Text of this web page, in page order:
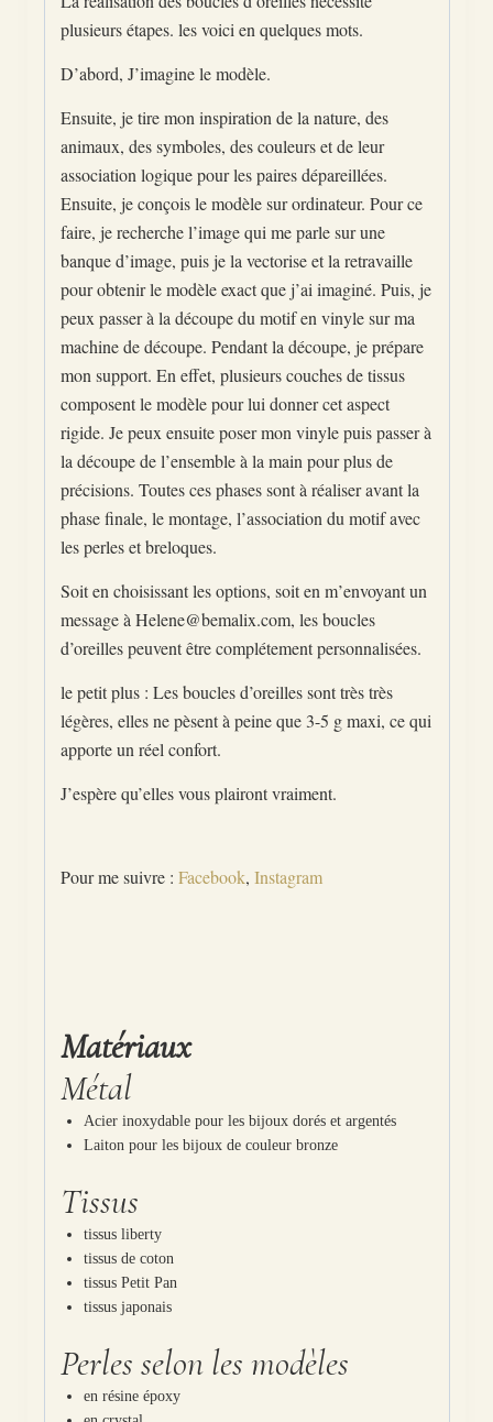
plusieurs étapes. les voici en quelques mots.
D’abord, J’imagine le modèle.
Ensuite, je tire mon inspiration de la nature, des
animaux, des symboles, des couleurs et de leur
association logique pour les paires dépareillées.
Ensuite, je conçois le modèle sur ordinateur. Pour ce
faire, je recherche l’image qui me parle sur une
banque d’image, puis je la vectorise et la retravaille
pour obtenir le modèle exact que j’ai imaginé. Puis, je
peux passer à la découpe du motif en vinyle sur ma
machine de découpe. Pendant la découpe, je prépare
mon support. En effet, plusieurs couches de tissus
composent le modèle pour lui donner cet aspect
rigide. Je peux ensuite poser mon vinyle puis passer à
la découpe de l’ensemble à la main pour plus de
précisions. Toutes ces phases sont à réaliser avant la
phase finale, le montage, l’association du motif avec
les perles et breloques.
Soit en choisissant les options, soit en m’envoyant un
message à Helene@bemalix.com, les boucles
d’oreilles peuvent être complétement personnalisées.
le petit plus : Les boucles d’oreilles sont très très
légères, elles ne pèsent à peine que 3-5 g maxi, ce qui
apporte un réel confort.
J’espère qu’elles vous plairont vraiment.
Pour me suivre : Facebook, Instagram
Matériaux
Métal
Acier inoxydable pour les bijoux dorés et argentés
Laiton pour les bijoux de couleur bronze
Tissus
tissus liberty
tissus de coton
tissus Petit Pan
tissus japonais
Perles selon les modèles
en résine époxy